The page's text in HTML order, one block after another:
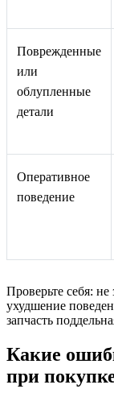
Поврежденные
или
облупленные
детали
Оперативное
поведение
Проверьте себя:
ухудшение
запчасть
Какие
при